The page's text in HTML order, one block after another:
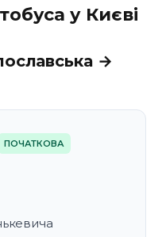
у Києві
→
ПОЧАТКОВА